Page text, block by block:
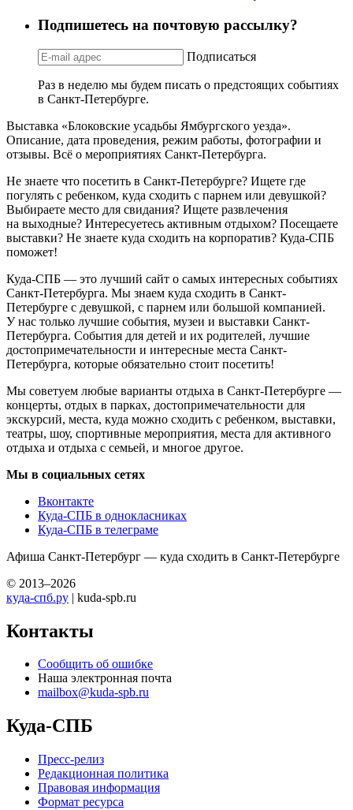
Подпишетесь на почтовую рассылку?
Подписаться
Раз в неделю мы будем писать о предстоящих событиях
в Санкт-Петербурге.
Выставка «Блоковские усадьбы Ямбургского уезда».
Описание, дата проведения, режим работы, фотографии и
отзывы. Всё о мероприятиях Санкт-Петербурга.
Не знаете что посетить в Санкт-Петербурге? Ищете где
погулять с ребенком, куда сходить с парнем или девушкой?
Выбираете место для свидания? Ищете развлечения
на выходные? Интересуетесь активным отдыхом? Посещаете
выставки? Не знаете куда сходить на корпоратив? Куда-СПБ
поможет!
Куда-СПБ — это лучший сайт о самых интересных событиях
Санкт-Петербурга. Мы знаем куда сходить в Санкт-
Петербурге с девушкой, с парнем или большой компанией.
У нас только лучшие события, музеи и выставки Санкт-
Петербурга. События для детей и их родителей, лучшие
достопримечательности и интересные места Санкт-
Петербурга, которые обязательно стоит посетить!
Мы советуем любые варианты отдыха в Санкт-Петербурге —
концерты, отдых в парках, достопримечательности для
экскурсий, места, куда можно сходить с ребенком, выставки,
театры, шоу, спортивные мероприятия, места для активного
отдыха и отдыха с семьей, и многое другое.
Мы в социальных сетях
Вконтакте
Куда-СПБ в однокласниках
Куда-СПБ в телеграме
Афиша Санкт-Петербург — куда сходить в Санкт-Петербурге
© 2013–2026
куда-спб.ру | kuda-spb.ru
Контакты
Сообщить об ошибке
Наша электронная почта
mailbox@kuda-spb.ru
Куда-СПБ
Пресс-релиз
Редакционная политика
Правовая информация
Формат ресурса